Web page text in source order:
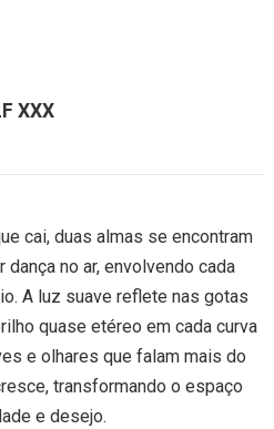
XXX
cai, duas almas se encontram
no ar, envolvendo cada
A luz suave reflete nas gotas
quase etéreo em cada curva
e olhares que falam mais do
transformando o espaço
e desejo.